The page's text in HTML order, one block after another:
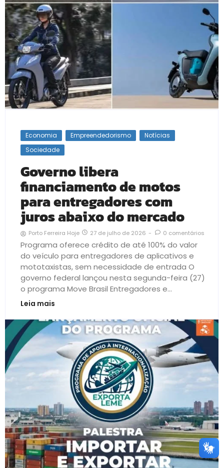
Economia Empreendedorismo
Notícias
Sociedade
Governo libera
financiamento de motos
para entregadores com
juros abaixo do mercado
Porto Ferreira Hoje 27 de julho de 2026 - 0 comentários
Programa oferece crédito de até 100% do valor
do veículo para entregadores de aplicativos e
mototaxistas, sem necessidade de entrada O
governo federal lançou nesta segunda-feira (27)
o programa Move Brasil Entregadores e...
Leia mais